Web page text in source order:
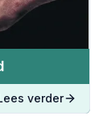
verder